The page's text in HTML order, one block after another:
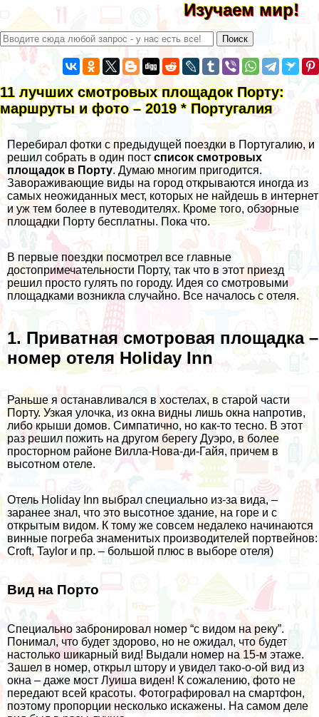
Изучаем мир!
11 лучших смотровых площадок Порту:
маршруты и фото – 2019 * Португалия
Перебирал фотки с предыдущей поездки в Португалию, и
решил собрать в один пост список смотровых
площадок в Порту. Думаю многим пригодится.
Завораживающие виды на город открываются иногда из
самых неожиданных мест, которых не найдешь в интернет
и уж тем более в путеводителях. Кроме того, обзорные
площадки Порту бесплатны. Пока что.
В первые поездки посмотрел все главные
достопримечательности Порту, так что в этот приезд
решил просто гулять по городу. Идея со смотровыми
площадками возникла случайно. Все началось с отеля.
1. Приватная смотровая площадка –
номер отеля Holiday Inn
Раньше я останавливался в хостелах, в старой части
Порту. Узкая улочка, из окна видны лишь окна напротив,
либо крыши домов. Симпатично, но как-то тесно. В этот
раз решил пожить на другом берегу Дуэро, в более
просторном районе Вилла-Нова-ди-Гайя, причем в
высотном отеле.
Отель Holiday Inn выбрал специально из-за вида, –
заранее знал, что это высотное здание, на горе и с
открытым видом. К тому же совсем недалеко начинаются
винные погреба знаменитых производителей портвейнов:
Croft, Taylor и пр. – большой плюс в выборе отеля)
Вид на Порто
Специально забронировал номер “с видом на реку”.
Понимал, что будет здорово, но не ожидал, что будет
настолько шикарный вид! Выдали номер на 15-м этаже.
Зашел в номер, открыл штору и увидел тако-о-ой вид из
окна – даже мост Луиша виден! К сожалению, фото не
передают всей красоты. Фотографировал на смартфон,
поэтому пропорции несколько искажены. На самом деле